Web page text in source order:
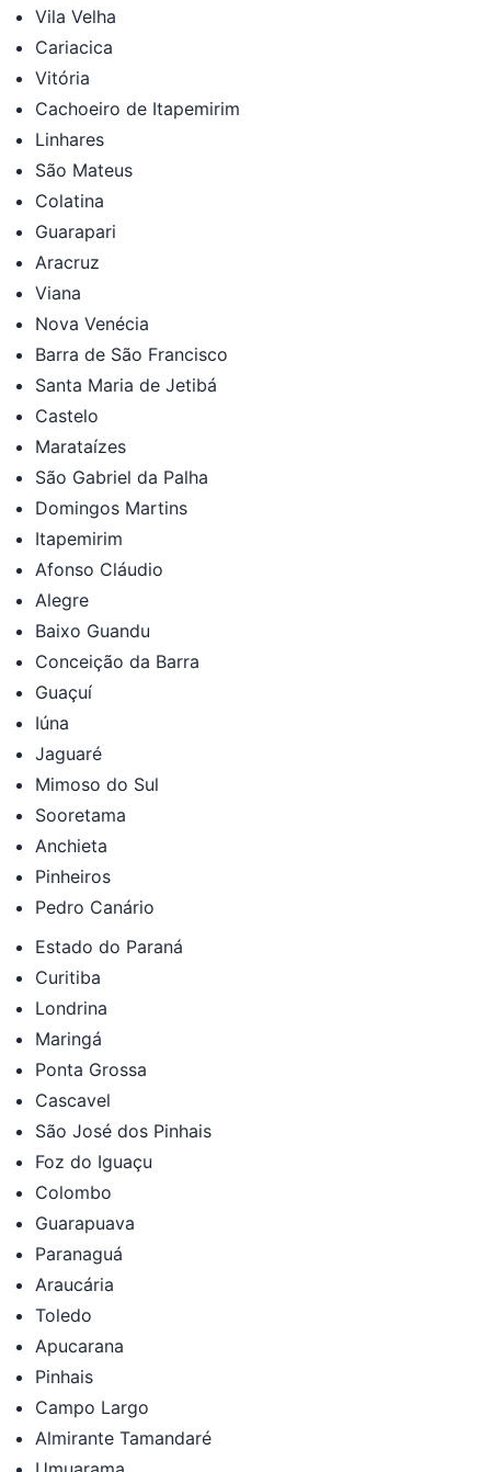
Vila Velha
Cariacica
Vitória
Cachoeiro de Itapemirim
Linhares
São Mateus
Colatina
Guarapari
Aracruz
Viana
Nova Venécia
Barra de São Francisco
Santa Maria de Jetibá
Castelo
Marataízes
São Gabriel da Palha
Domingos Martins
Itapemirim
Afonso Cláudio
Alegre
Baixo Guandu
Conceição da Barra
Guaçuí
Iúna
Jaguaré
Mimoso do Sul
Sooretama
Anchieta
Pinheiros
Pedro Canário
Estado do Paraná
Curitiba
Londrina
Maringá
Ponta Grossa
Cascavel
São José dos Pinhais
Foz do Iguaçu
Colombo
Guarapuava
Paranaguá
Araucária
Toledo
Apucarana
Pinhais
Campo Largo
Almirante Tamandaré